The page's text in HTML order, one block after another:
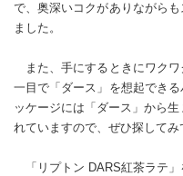
で、奥深いコクがありながら
ました。
また、手にするときにワクワ
一目で「ダース」を想起でき
ッケージには「ダース」から
れていますので、ぜひ探してみ
「リプトン DARS紅茶ラテ」